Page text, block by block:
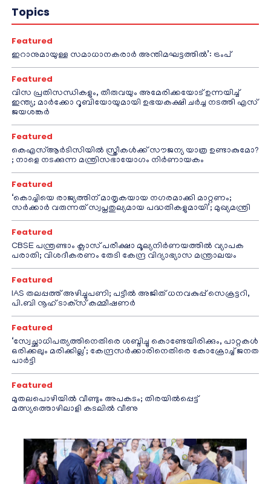
Topics
Featured
ഇറാനുമായുള്ള സമാധാനകരാർ അന്തിമഘട്ടത്തിൽ‌’: ട്രംപ്
Featured
വിസ പ്രതിസന്ധികളും, തീരുവയും അമേരിക്കയോട് ഉന്നയിച്ച്
ഇന്ത്യ; മാർക്കോ റൂബിയോയുമായി ഉഭയകക്ഷി ചർച്ച നടത്തി എസ്
ജയശങ്കർ
Featured
കെഎസ്ആർടിസിയിൽ സ്ത്രീകൾക്ക് സൗജന്യ യാത്ര ഉണ്ടാകുമോ?
; നാളെ നടക്കുന്ന മന്ത്രിസഭായോഗം നിർണായകം
Featured
‘കൊച്ചിയെ രാജ്യത്തിന് മാതൃകയായ നഗരമാക്കി മാറ്റണം;
സർക്കാർ വരുന്നത് സ്വപ്നതുല്യമായ പദ്ധതികളുമായി’; മുഖ്യമന്ത്രി
Featured
CBSE പന്ത്രണ്ടാം ക്ലാസ് പരീക്ഷാ മൂല്യനിർണയത്തിൽ വ്യാപക
പരാതി; വിശദീകരണം തേടി കേന്ദ്ര വിദ്യാഭ്യാസ മന്ത്രാലയം
Featured
IAS തലപ്പത്ത് അഴിച്ചുപണി; പട്ടീല്‍ അജിത് ധനവകുപ്പ് സെക്രട്ടറി,
പി.ബി നൂഹ് ടാക്‌സ് കമ്മീഷണര്‍
Featured
‘സ്വേച്ഛാധിപത്യത്തിനെതിരെ ശബ്ദിച്ചു കൊണ്ടേയിരിക്കും, പാറ്റകൾ
ഒരിക്കലും മരിക്കില്ല’; കേന്ദ്രസർക്കാരിനെതിരെ കോക്രോച്ച് ജനത
പാർട്ടി
Featured
മുതലപൊഴിയിൽ വീണ്ടും അപകടം; തിരയിൽപ്പെട്ട്
മത്സ്യത്തൊഴിലാളി കടലിൽ വീണു